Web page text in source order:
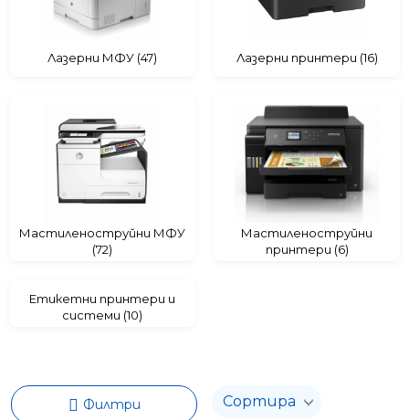
Лазерни МФУ (47) Лазерни принтери (16)
Мастиленоструйни МФУ
(72)
Мастиленоструйни
принтери (6)
Етикетни принтери и
системи (10)
Филтри